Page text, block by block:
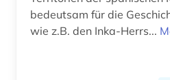
sachsen (2)
bedeutsam für die
wie z.B. den Inka-Herrs...